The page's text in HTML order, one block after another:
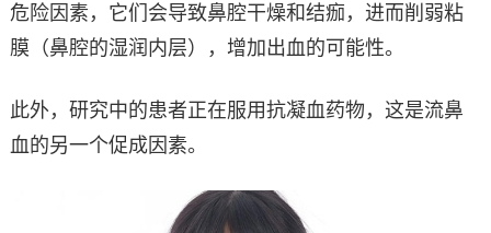
危险因素，它们会导致鼻腔干燥和结痂，进而削弱粘
膜（鼻腔的湿润内层），增加出血的可能性。
此外，研究中的患者正在服用抗凝血药物，这是流鼻
血的另一个促成因素。